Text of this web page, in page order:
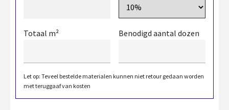
Totaal m² Benodigd aantal dozen
Let op: Teveel bestelde materialen kunnen niet retour gedaan worden
met teruggaaf van kosten